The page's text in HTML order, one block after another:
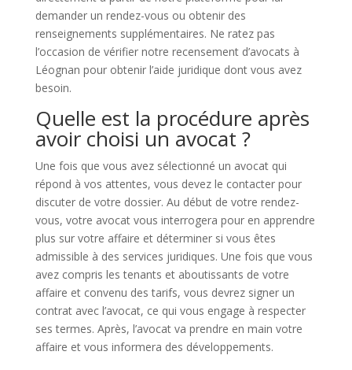
demander un rendez-vous ou obtenir des
renseignements supplémentaires. Ne ratez pas
l’occasion de vérifier notre recensement d’avocats à
Léognan pour obtenir l’aide juridique dont vous avez
besoin.
Quelle est la procédure après
avoir choisi un avocat ?
Une fois que vous avez sélectionné un avocat qui
répond à vos attentes, vous devez le contacter pour
discuter de votre dossier. Au début de votre rendez-
vous, votre avocat vous interrogera pour en apprendre
plus sur votre affaire et déterminer si vous êtes
admissible à des services juridiques. Une fois que vous
avez compris les tenants et aboutissants de votre
affaire et convenu des tarifs, vous devrez signer un
contrat avec l’avocat, ce qui vous engage à respecter
ses termes. Après, l’avocat va prendre en main votre
affaire et vous informera des développements.